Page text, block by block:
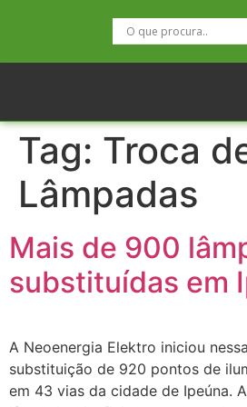
Tag: Troca
Lâmpadas
Mais de 900
substituídas em
A Neoenergia Elektro iniciou
substituição de 920 pontos de
em 43 vias da cidade de Ipeúna.